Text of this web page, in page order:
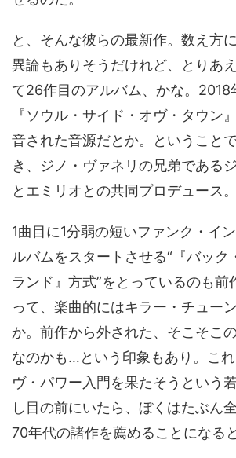
と、そんな彼らの最新作。数え方
異論もありそうだけれど、とりあ
て26作目のアルバム、かな。2018
『ソウル・サイド・オヴ・タウン
音された音源だとか。ということ
き、ジノ・ヴァネリの兄弟である
とエミリオとの共同プロデュース。
1曲目に1分弱の短いファンク・イ
ルバムをスタートさせる“『バック
ランド』方式”をとっているのも前
って、楽曲的にはキラー・チュー
か。前作から外された、そこそこ
なのかも…という印象もあり。こ
ヴ・パワー入門を果たそうという
し目の前にいたら、ぼくはたぶん
70年代の諸作を薦めることになる